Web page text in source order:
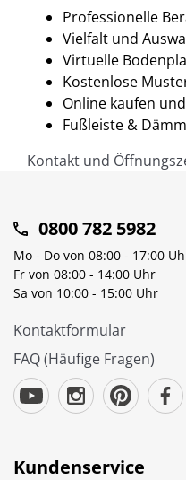
Professionelle
Vielfalt und
Virtuelle
Kostenlose
Online kaufen
Fußleiste &
Kontakt und
0800 782 5982
Mo - Do von 08:00 - 17:00
Fr von 08:00 - 14:00 Uhr
Sa von 10:00 - 15:00 Uhr
Kontaktformular
FAQ (Häufige Fragen)
Kundenservice